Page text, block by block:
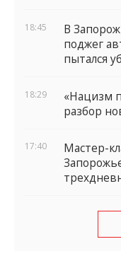
18:45
В
поджег
пытался
18:29
«Нацизм
разбор
17:40
Мастер-